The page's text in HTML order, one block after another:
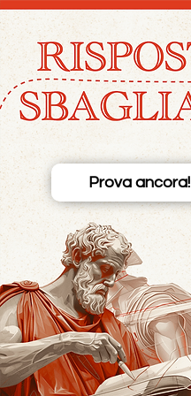
Prova ancora!